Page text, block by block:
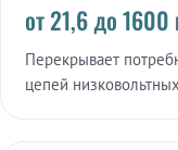
от 21,6 до
Перекрывает
цепей